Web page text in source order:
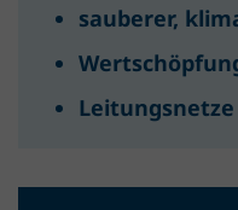
sauberer,